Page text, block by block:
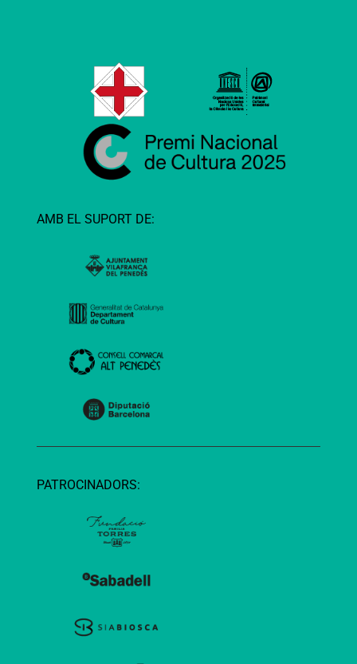
AMB EL SUPORT DE:
PATROCINADORS: